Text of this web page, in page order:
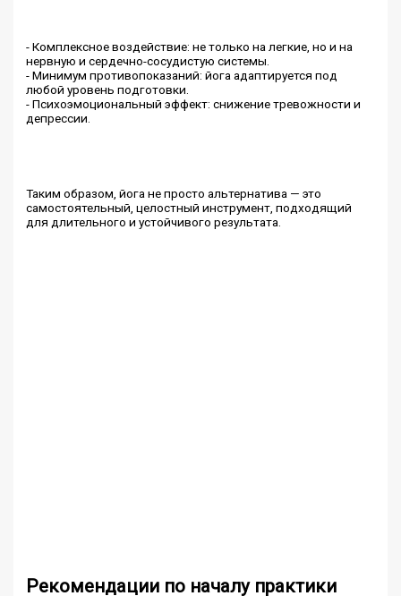
- Комплексное воздействие: не только на легкие, но и на
нервную и сердечно-сосудистую системы.
- Минимум противопоказаний: йога адаптируется под
любой уровень подготовки.
- Психоэмоциональный эффект: снижение тревожности и
депрессии.
Таким образом, йога не просто альтернатива — это
самостоятельный, целостный инструмент, подходящий
для длительного и устойчивого результата.
Рекомендации по началу практики